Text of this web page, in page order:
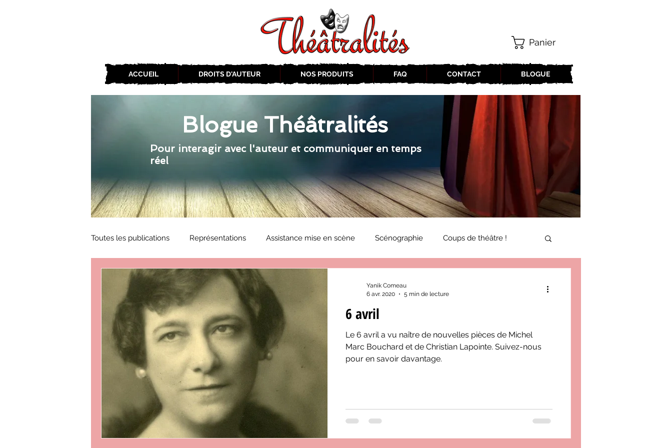
ACCUEIL DROITS D'AUTEUR NOS PRODUITS FAQ CONTACT BLOGUE
Panier
Blogue Théâtralités
Pour interagir avec l'auteur et communiquer en temps
réel
Toutes les publications Représentations Assistance mise en scène Scénographie Coups de théâtre !
Zone Culture ZoneCulture 2019-2020
ZoneCulture 2018-2019 ZoneCulture 2020-2021 Journal «BIENVENUE À BORD!»
ZoneCulture 2022-2023 ZoneCulture 2023-2024 ZoneCulture 2024-2025 ZoneCulture 2025-2026
critique théâtre Rhinocéros ZoneCulture 2026-2027
6 avril
Le 6 avril a vu naître de nouvelles pièces de Michel
Marc Bouchard et de Christian Lapointe. Suivez-nous
pour en savoir davantage.
Yanik Comeau
6 avr. 2020
5 min de lecture